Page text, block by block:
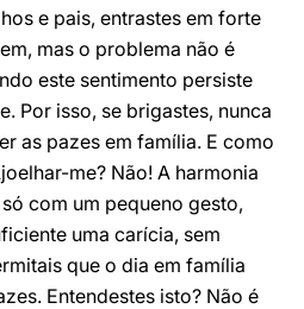
e pais, entrastes em forte
mas o problema não é
este sentimento persiste
Por isso, se brigastes, nunca
as pazes em família. E como
me? Não! A harmonia
com um pequeno gesto,
uma carícia, sem
que o dia em família
Entendestes isto? Não é